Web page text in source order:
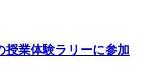
授業体験ラリーに参加